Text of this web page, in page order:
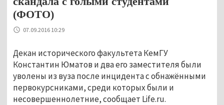
(ФОТО)
07.09.2016 10:29
Декан исторического факультета КемГУ
Константин Юматов и два его заместителя были
уволены из вуза после инцидента с обнажёнными
первокурсниками, среди которых были и
несовершеннолетние, сообщает Life.ru.